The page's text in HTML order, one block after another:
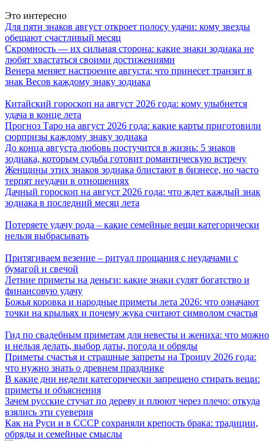
Это интересно
Для пяти знаков август откроет полосу удачи: кому звезды
обещают счастливый месяц
Скромность — их сильная сторона: какие знаки зодиака не
любят хвастаться своими достижениями
Венера меняет настроение августа: что принесет транзит в
знак Весов каждому знаку зодиака
Китайский гороскоп на август 2026 года: кому улыбнется
удача в конце лета
Прогноз Таро на август 2026 года: какие карты приготовили
сюрпризы каждому знаку зодиака
До конца августа любовь постучится в жизнь: 5 знаков
зодиака, которым судьба готовит романтическую встречу
Женщины этих знаков зодиака блистают в бизнесе, но часто
терпят неудачи в отношениях
Дачный гороскоп на август 2026 года: что ждет каждый знак
зодиака в последний месяц лета
Потеряете удачу рода – какие семейные вещи категорически
нельзя выбрасывать
Притягиваем везение – ритуал прощания с неудачами с
бумагой и свечой
Летние приметы на деньги: какие знаки сулят богатство и
финансовую удачу
Божья коровка и народные приметы лета 2026: что означают
точки на крыльях и почему жука считают символом счастья
Гид по свадебным приметам для невесты и жениха: что можно
и нельзя делать, выбор даты, погода и обряды
Приметы счастья и страшные запреты на Троицу 2026 года:
что нужно знать о древнем празднике
В какие дни недели категорически запрещено стирать вещи:
приметы и объяснения
Зачем русские стучат по дереву и плюют через плечо: откуда
взялись эти суеверия
Как на Руси и в СССР сохраняли крепость брака: традиции,
обряды и семейные смыслы